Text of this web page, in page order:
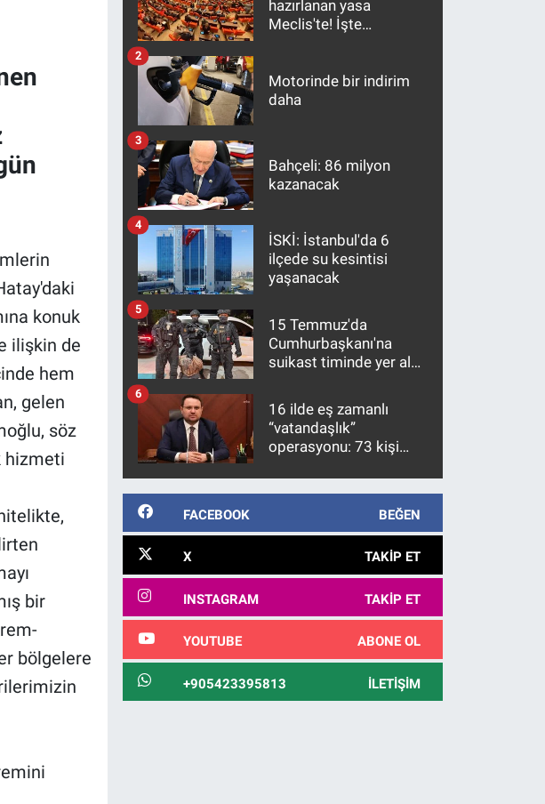
konuk
ilişkin de
hem
gelen
söz
hizmeti
bir
bölgelere
hazırlanan yasa
Meclis'te! İşte
Motorinde bir indirim
daha
2
Bahçeli: 86 milyon
kazanacak
3
İSKİ: İstanbul'da 6
ilçede su kesintisi
yaşanacak
4
15 Temmuz'da
Cumhurbaşkanı'na
suikast timinde yer alan
10 yıl sonra yakalandı
5
16 ilde eş zamanlı
“vatandaşlık”
operasyonu: 73 kişi
6
FACEBOOK BEĞEN
X TAKIP ET
INSTAGRAM TAKIP ET
YOUTUBE ABONE OL
+905423395813 İLETIŞIM